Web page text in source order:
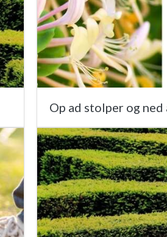
Op ad stolper og